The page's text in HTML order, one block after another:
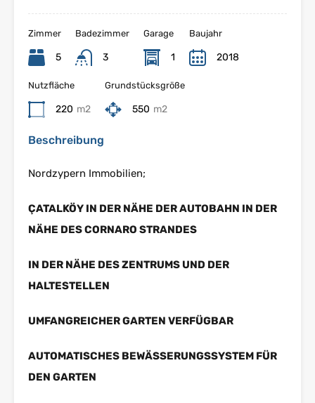
Zimmer
5
Badezimmer
3
Garage
1
Baujahr
2018
Nutzfläche
220 m2
Grundstücksgröße
550 m2
Beschreibung
Nordzypern Immobilien;
ÇATALKÖY IN DER NÄHE DER AUTOBAHN IN DER
NÄHE DES CORNARO STRANDES
IN DER NÄHE DES ZENTRUMS UND DER
HALTESTELLEN
UMFANGREICHER GARTEN VERFÜGBAR
AUTOMATISCHES BEWÄSSERUNGSSYSTEM FÜR
DEN GARTEN